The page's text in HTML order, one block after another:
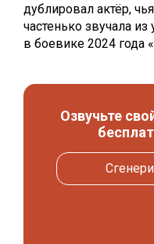
дублировал актёр,
частенько звучала
в боевике 2024 года
Озвучьте